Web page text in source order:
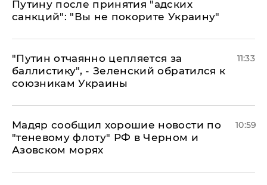
Путину после принятия "адских
санкций": "Вы не покорите Украину"
"Путин отчаянно цепляется за
баллистику", - Зеленский обратился к
союзникам Украины
11:33
Мадяр сообщил хорошие новости по
"теневому флоту" РФ в Черном и
Азовском морях
10:59